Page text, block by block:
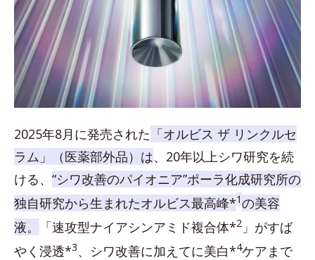
2025年8月に発売された 「オルビス ザ リンクルセ
ラム」（医薬部外品）は、20年以上シワ研究を続
ける、 “シワ改善のパイオニア”ポーラ化成研究所の
独自研究から生まれたオルビス最高峰*1の美容
液。
「速攻型ナイアシンアミド複合体*2 」がすば
やく浸透*3、シワ改善に加えてに美白*4ケアまで